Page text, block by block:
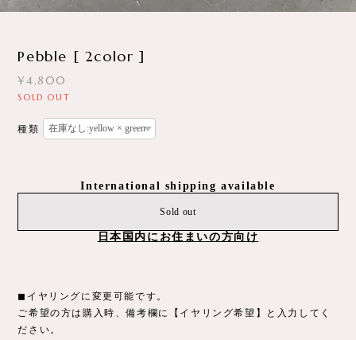
Pebble [ 2color ]
¥4,800
SOLD OUT
種類
International shipping available
Sold out
日本国内にお住まいの方向け
◼︎イヤリングに変更可能です。
ご希望の方は購入時、備考欄に【イヤリング希望】と入力してく
ださい。